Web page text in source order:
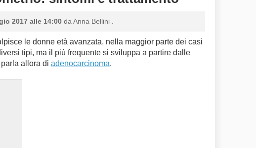
2017 alle 14:00 da Anna Bellini
le donne età avanzata, nella maggior parte dei casi
tipi, ma il più frequente si sviluppa a partire dalle
parla allora di adenocarcinoma.